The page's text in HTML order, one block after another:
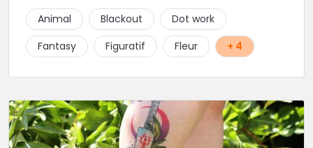
un message ou à l'appeler.
Animal Blackout
Dot work
Fantasy
Figuratif Fleur + 4